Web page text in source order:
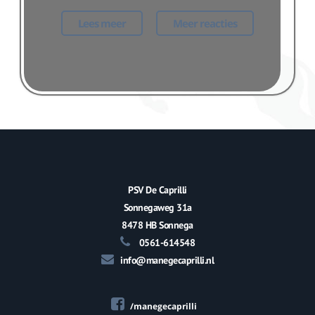
Lees meer Meer reacties
PSV De Caprilli
Sonnegaweg 31a
8478 HB Sonnega
0561-614548
info@manegecaprilli.nl
/manegecaprilli